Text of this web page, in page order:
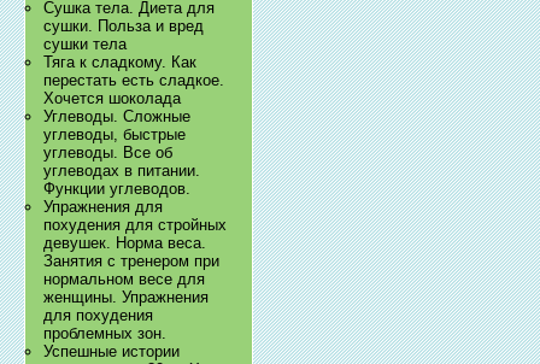
Сушка тела. Диета для
сушки. Польза и вред
сушки тела
Тяга к сладкому. Как
перестать есть сладкое.
Хочется шоколада
Углеводы. Сложные
углеводы, быстрые
углеводы. Все об
углеводах в питании.
Функции углеводов.
Упражнения для
похудения для стройных
девушек. Норма веса.
Занятия с тренером при
нормальном весе для
женщины. Упражнения
для похудения
проблемных зон.
Успешные истории